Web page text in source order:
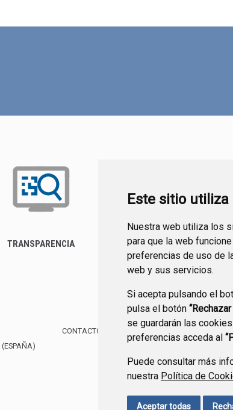
Este sitio
Nuestra web utiliza los
para que la web
preferencias de uso de
web y sus servicios.
Si acepta pulsando el
pulsa el botón
se guardarán las
preferencias acceda al
Puede consultar más
nuestra Política de
Aceptar todas
TRANSPARENCIA
FORMULARIO DE
CONTACTO
(ESPAÑA)
CONTACTO MAPA WEB